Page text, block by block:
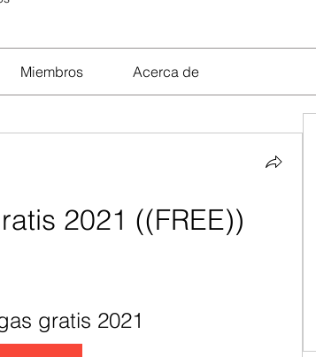
Miembros Acerca de
2021 ((FREE))
gratis 2021